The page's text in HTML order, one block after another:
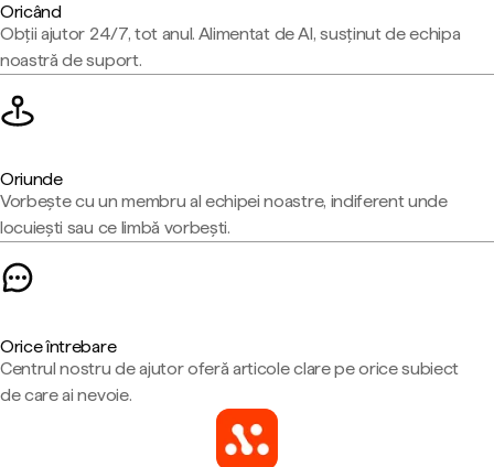
Oricând
Obții ajutor 24/7, tot anul. Alimentat de AI, susținut de echipa
noastră de suport.
Oriunde
Vorbește cu un membru al echipei noastre, indiferent unde
locuiești sau ce limbă vorbești.
Orice întrebare
Centrul nostru de ajutor oferă articole clare pe orice subiect
de care ai nevoie.